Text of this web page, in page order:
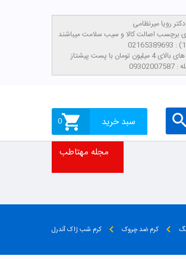
با پست پیشتاز
سبد خرید 0
مجله مهتاطب
کرم ضد چروک کرم شب ژاک آندرل